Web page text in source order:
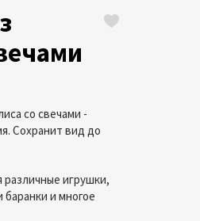
со свечами -
Сохранит вид до
различные игрушки,
и многое